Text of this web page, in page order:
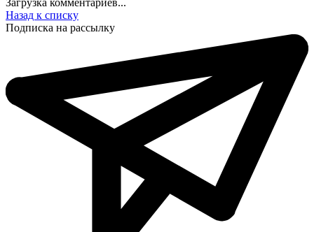
Назад к списку
Подписка на рассылку